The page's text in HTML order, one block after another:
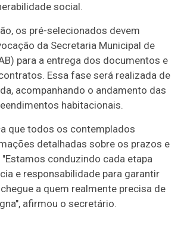
social.
os pré-selecionados devem
da Secretaria Municipal de
para a entrega dos documentos e
Essa fase será realizada de
acompanhando o andamento das
habitacionais.
que todos os contemplados
detalhadas sobre os prazos e
conduzindo cada etapa
e responsabilidade para garantir
a quem realmente precisa de
afirmou o secretário.